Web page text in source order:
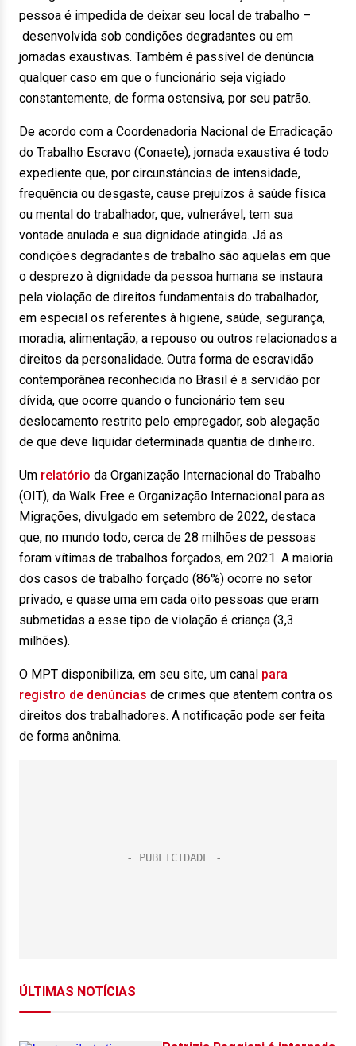
pessoa é impedida de deixar seu local de trabalho –
desenvolvida sob condições degradantes ou em
jornadas exaustivas. Também é passível de denúncia
qualquer caso em que o funcionário seja vigiado
constantemente, de forma ostensiva, por seu patrão.
De acordo com a Coordenadoria Nacional de Erradicação
do Trabalho Escravo (Conaete), jornada exaustiva é todo
expediente que, por circunstâncias de intensidade,
frequência ou desgaste, cause prejuízos à saúde física
ou mental do trabalhador, que, vulnerável, tem sua
vontade anulada e sua dignidade atingida. Já as
condições degradantes de trabalho são aquelas em que
o desprezo à dignidade da pessoa humana se instaura
pela violação de direitos fundamentais do trabalhador,
em especial os referentes à higiene, saúde, segurança,
moradia, alimentação, a repouso ou outros relacionados a
direitos da personalidade. Outra forma de escravidão
contemporânea reconhecida no Brasil é a servidão por
dívida, que ocorre quando o funcionário tem seu
deslocamento restrito pelo empregador, sob alegação
de que deve liquidar determinada quantia de dinheiro.
Um relatório da Organização Internacional do Trabalho
(OIT), da Walk Free e Organização Internacional para as
Migrações, divulgado em setembro de 2022, destaca
que, no mundo todo, cerca de 28 milhões de pessoas
foram vítimas de trabalhos forçados, em 2021. A maioria
dos casos de trabalho forçado (86%) ocorre no setor
privado, e quase uma em cada oito pessoas que eram
submetidas a esse tipo de violação é criança (3,3
milhões).
O MPT disponibiliza, em seu site, um canal para
registro de denúncias de crimes que atentem contra os
direitos dos trabalhadores. A notificação pode ser feita
de forma anônima.